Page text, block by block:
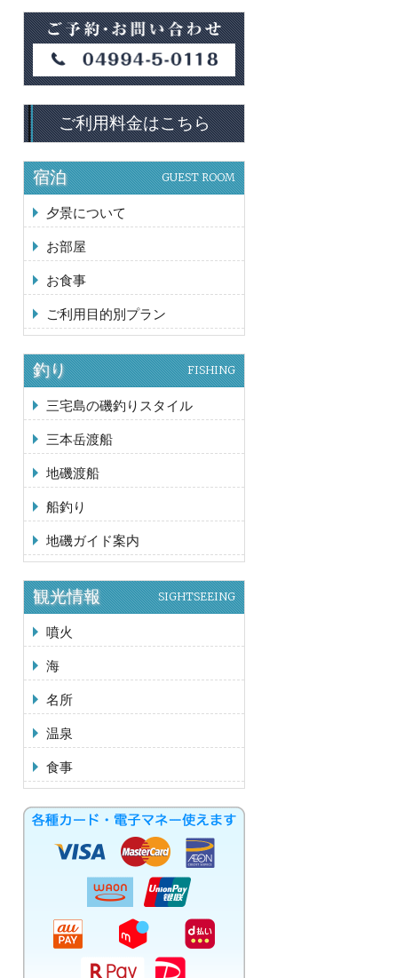
ご利用料金はこちら
宿泊 GUEST ROOM
夕景について
お部屋
お食事
ご利用目的別プラン
釣り FISHING
三宅島の磯釣りスタイル
三本岳渡船
地磯渡船
船釣り
地磯ガイド案内
観光情報 SIGHTSEEING
噴火
海
名所
温泉
食事